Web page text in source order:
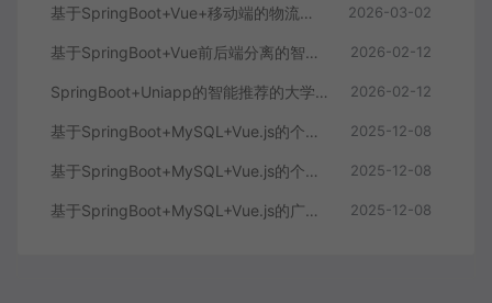
基于SpringBoot+Vue+移动端的物流快递系统 2026-03-02
基于SpringBoot+Vue前后端分离的智能知识库问答系统 2026-02-12
SpringBoot+Uniapp的智能推荐的大学生社交平台 2026-02-12
基于SpringBoot+MySQL+Vue.js的个人健康管理系统(附论文) 2025-12-08
基于SpringBoot+MySQL+Vue.js的个性化推荐电商系统(附论文) 2025-12-08
基于SpringBoot+MySQL+Vue.js的广西文化传承小程序(附论文) 2025-12-08